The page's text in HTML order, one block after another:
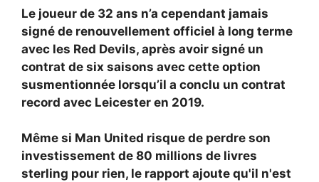
Le joueur de 32 ans n’a cependant jamais
signé de renouvellement officiel à long terme
avec les Red Devils, après avoir signé un
contrat de six saisons avec cette option
susmentionnée lorsqu’il a conclu un contrat
record avec Leicester en 2019.
Même si Man United risque de perdre son
investissement de 80 millions de livres
sterling pour rien, le rapport ajoute qu'il n'est